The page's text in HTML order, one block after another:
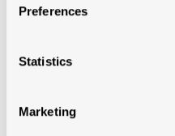
Preferences
Statistics
Marketing